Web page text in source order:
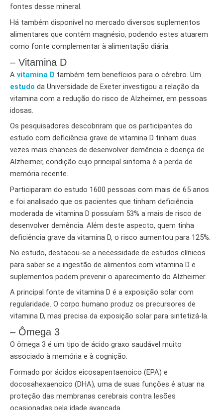
fontes desse mineral.
Há também disponível no mercado diversos suplementos
alimentares que contêm magnésio, podendo estes atuarem
como fonte complementar à alimentação diária.
– Vitamina D
A vitamina D também tem benefícios para o cérebro. Um
estudo da Universidade de Exeter investigou a relação da
vitamina com a redução do risco de Alzheimer, em pessoas
idosas.
Os pesquisadores descobriram que os participantes do
estudo com deficiência grave de vitamina D tinham duas
vezes mais chances de desenvolver demência e doença de
Alzheimer, condição cujo principal sintoma é a perda de
memória recente.
Participaram do estudo 1600 pessoas com mais de 65 anos
e foi analisado que os pacientes que tinham deficiência
moderada de vitamina D possuíam 53% a mais de risco de
desenvolver demência. Além deste aspecto, quem tinha
deficiência grave da vitamina D, o risco aumentou para 125%.
No estudo, destacou-se a necessidade de estudos clínicos
para saber se a ingestão de alimentos com vitamina D e
suplementos podem prevenir o aparecimento do Alzheimer.
A principal fonte de vitamina D é a exposição solar com
regularidade. O corpo humano produz os precursores de
vitamina D, mas precisa da exposição solar para sintetizá-la.
– Ômega 3
O ômega 3 é um tipo de ácido graxo saudável muito
associado à memória e à cognição.
Formado por ácidos eicosapentaenoico (EPA) e
docosahexaenoico (DHA), uma de suas funções é atuar na
proteção das membranas cerebrais contra lesões
ocasionadas pela idade avançada.